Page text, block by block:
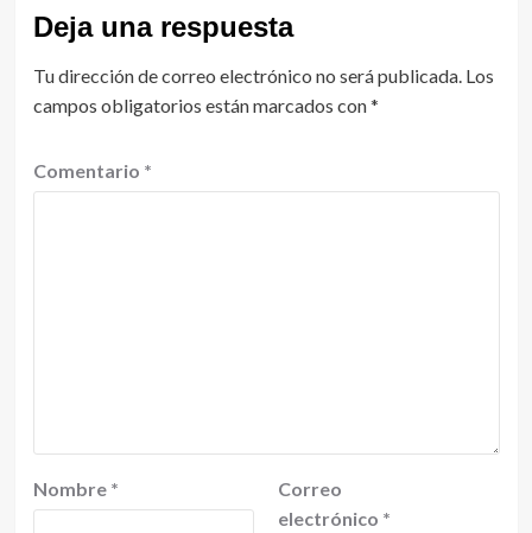
Deja una respuesta
Tu dirección de correo electrónico no será publicada. Los
campos obligatorios están marcados con*
Comentario *
Nombre *
Correo
electrónico *